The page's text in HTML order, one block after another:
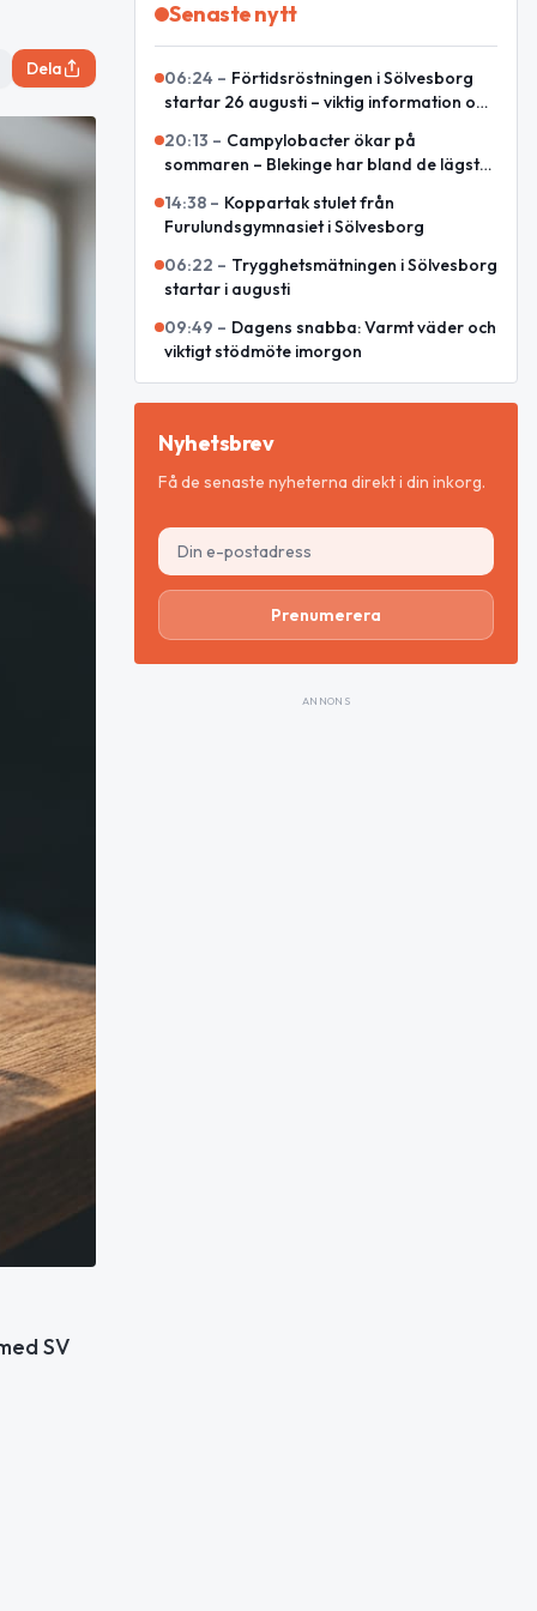
Dela
SV
Senaste nytt
06:24 – Förtidsröstningen i Sölvesborg
startar 26 augusti – viktig information om
20:13 – Campylobacter ökar på
sommaren – Blekinge har bland de lägsta
14:38 – Koppartak stulet från
Furulundsgymnasiet i Sölvesborg
06:22 – Trygghetsmätningen i Sölvesborg
startar i augusti
09:49 – Dagens snabba: Varmt väder och
viktigt stödmöte imorgon
Nyhetsbrev
Få de senaste nyheterna direkt i din inkorg.
Prenumerera
ANNONS